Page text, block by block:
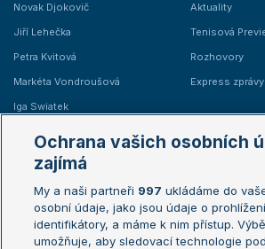
Novak Djokovič
Jiří Lehečka
Petra Kvitová
Markéta Vondroušová
Iga Swiatek
Aktuality
Tenisová
Rozhovory
Express zprávy
Žebříčky
Žebříček ATP (muži)
Žebříček WTA (ženy)
Sázkařský žebříček
Australian
French Open
Wimbledon
Ochrana vašich osobních
zajímá
My a naši partneři 997 ukládáme do
osobní údaje, jako jsou údaje o
identifikátory, a máme k nim přístup.
umožňuje, aby sledovací technologie